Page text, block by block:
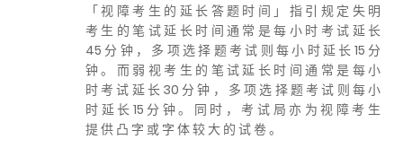
「 视 障 考 生 的 延 长 答 题 时 间 」 指 引 规 定 失 明
考 生 的 笔 试 延 长 时 间 通 常 是 每 小 时 考 试 延 长
45 分 钟 ， 多 项 选 择 题 考 试 则 每 小 时 延 长 15 分
钟 。 而 弱 视 考 生 的 笔 试 延 长 时 间 通 常 是 每 小
时 考 试 延 长 30 分 钟 ， 多 项 选 择 题 考 试 则 每 小
时 延 长 15 分 钟 。 同 时 ， 考 试 局 亦 为 视 障 考 生
提 供 凸 字 或 字 体 较 大 的 试 卷 。